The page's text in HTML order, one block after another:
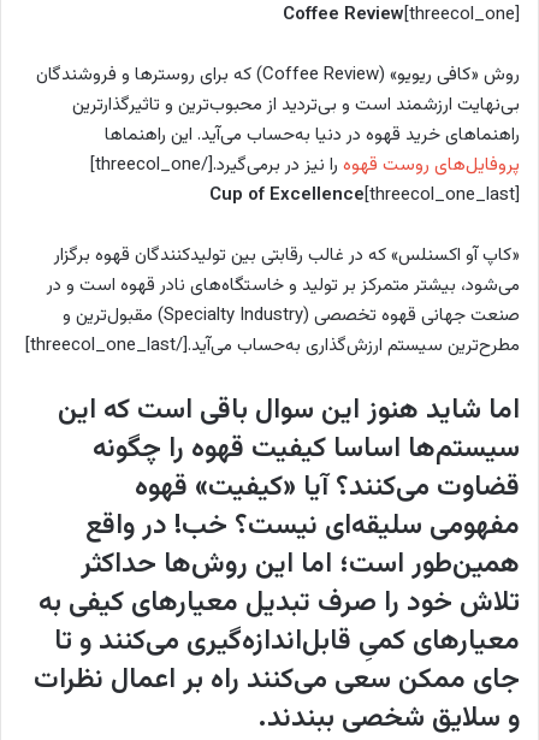
[threecol_one]
Coffee Review
روش «کافی ریویو» (Coffee Review) که برای روسترها و فروشندگان
بی‌نهایت ارزشمند است و بی‌تردید از محبوب‌ترین و تاثیرگذارترین
راهنماهای خرید قهوه در دنیا به‌حساب می‌آید. این راهنماها
پروفایل‌های روست قهوه
را نیز در برمی‌گیرد.[/threecol_one]
[threecol_one_last]
Cup of Excellence
«کاپ آو اکسنلس» که در غالب رقابتی بین تولیدکنندگان قهوه برگزار
می‌شود، بیشتر متمرکز بر تولید و خاستگاه‌های نادر قهوه است و در
صنعت جهانی قهوه تخصصی (Specialty Industry) مقبول‌ترین و
مطرح‌ترین سیستم ارزش‌گذاری به‌حساب می‌آید.[/threecol_one_last]
اما شاید هنوز این سوال باقی است که این
سیستم‌ها اساسا کیفیت قهوه را چگونه
قضاوت می‌کنند؟ آیا «کیفیت» قهوه
مفهومی سلیقه‌ای نیست؟ خب! در واقع
همین‌طور است؛ اما این روش‌ها حداکثر
تلاش خود را صرف تبدیل معیارهای کیفی به
معیارهای کمیِ قابل‌اندازه‌گیری می‌کنند و تا
جای ممکن سعی می‌کنند راه بر اعمال نظرات
و سلایق شخصی ببندند.